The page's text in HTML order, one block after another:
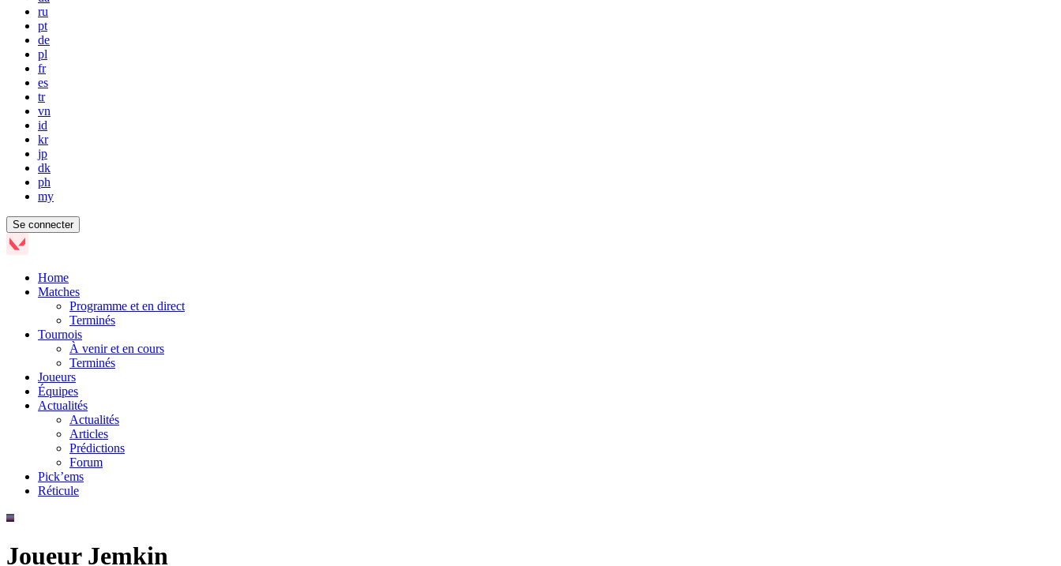
ru
pt
de
pl
fr
es
tr
vn
id
kr
jp
dk
ph
my
Se connecter
Home
Matches
Programme et en direct
Terminés
Tournois
À venir et en cours
Terminés
Joueurs
Équipes
Actualités
Actualités
Articles
Prédictions
Forum
Pick’ems
Réticule
Joueur Jemkin